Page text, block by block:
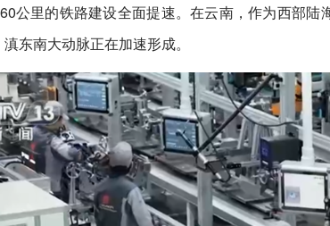
公里的铁路建设全面提速。在云南，作为西部
东南大动脉正在加速形成。